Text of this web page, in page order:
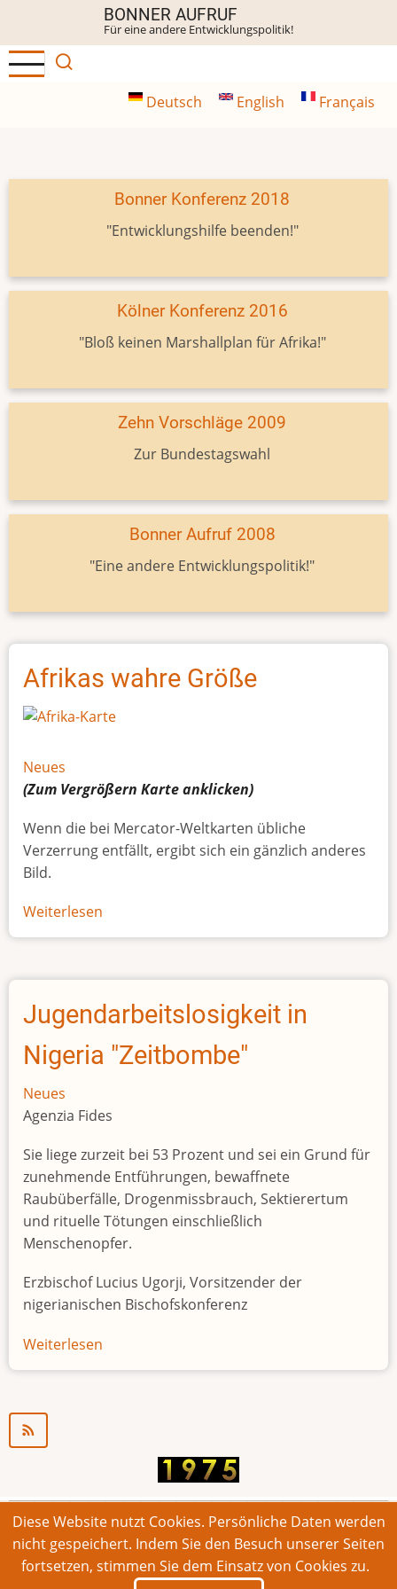
Inhalt
BONNER AUFRUF
Für eine andere Entwicklungspolitik!
Deutsch English Français
Bonner Konferenz 2018
"Entwicklungshilfe beenden!"
Kölner Konferenz 2016
"Bloß keinen Marshallplan für Afrika!"
Zehn Vorschläge 2009
Zur Bundestagswahl
Bonner Aufruf 2008
"Eine andere Entwicklungspolitik!"
Afrikas wahre Größe
Neues
(Zum Vergrößern Karteanklicken)
Wenn die bei Mercator-Weltkarten übliche
Verzerrung entfällt, ergibt sich ein gänzlich anderes
Bild.
Weiterlesen
Afrikas
Größe
Jugendarbeitslosigkeit in
Nigeria "Zeitbombe"
Neues
Agenzia Fides
Sie liege zurzeit bei 53 Prozent und sei ein Grund für
zunehmende Entführungen, bewaffnete
Raubüberfälle, Drogenmissbrauch, Sektierertum
und rituelle Tötungen einschließlich
Menschenopfer.
Erzbischof Lucius Ugorji, Vorsitzender der
nigerianischen Bischofskonferenz
Weiterlesen
Jugendarbeitslosigkeit
© 2026 Bonner Aufruf. Alle Rechte vorbehalten.
Footer
Impressum Kontakt Intern
Diese Website nutzt Cookies. Persönliche Daten werden
nicht gespeichert. Indem Sie den Besuch unserer Seiten
fortsetzen, stimmen Sie dem Einsatz von Cookies zu.